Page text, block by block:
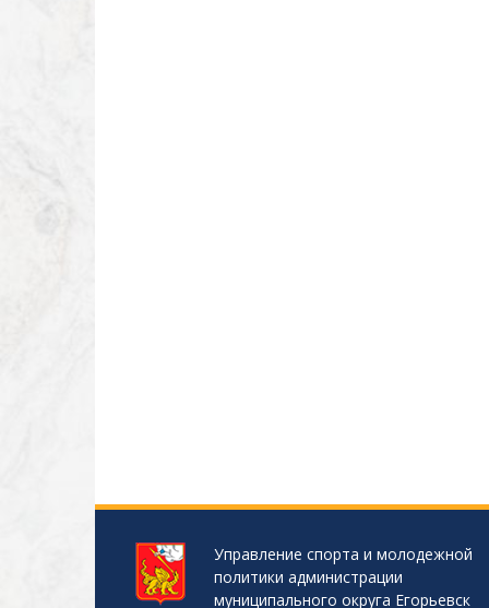
Управление спорта и молодежной
политики администрации
муниципального округа Егорьевск